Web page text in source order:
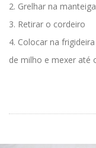
2. Grelhar na
3. Retirar o cordeiro
4. Colocar na
de milho e mexer até